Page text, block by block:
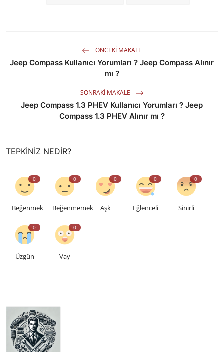
ÖNCEKI MAKALE
Jeep Compass Kullanıcı Yorumları ? Jeep Compass Alınır
mı ?
SONRAKI MAKALE
Jeep Compass 1.3 PHEV Kullanıcı Yorumları ? Jeep
Compass 1.3 PHEV Alınır mı ?
TEPKINIZ NEDIR?
0
Beğenmek
0
Beğenmemek
0
Aşk
0
Eğlenceli
0
Sinirli
0
Üzgün
0
Vay